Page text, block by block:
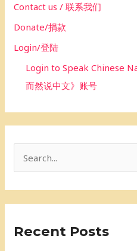
Contact us / 联系我们
Donate/捐款
Login/登陆
Login to Speak Chinese
而然说中文》账号
c
Recent Posts